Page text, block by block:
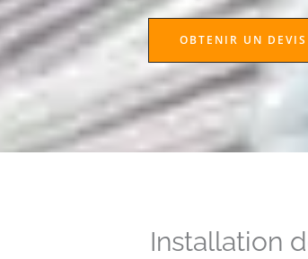
OBTENIR UN
Installation